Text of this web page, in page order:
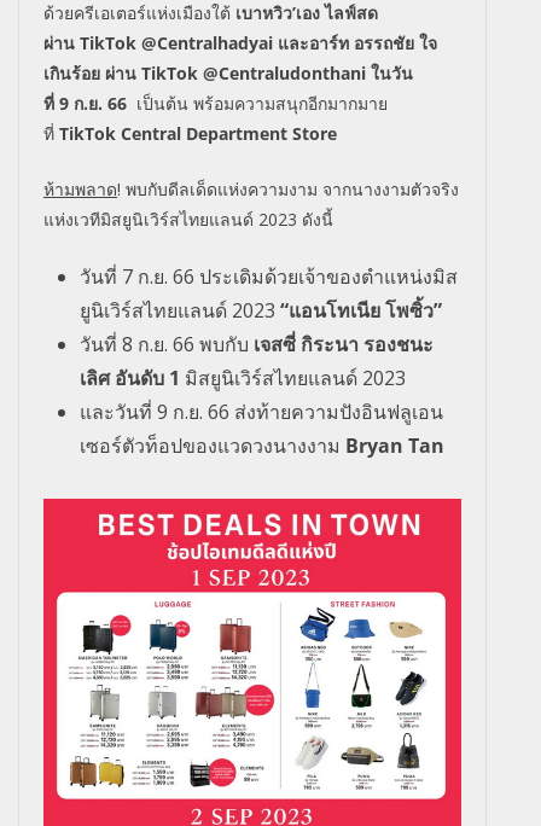
ด้วยครีเอเตอร์แห่งเมืองใต้ เบาหวิว’เอง ไลฟ์สด
ผ่าน TikTok @Centralhadyai และอาร์ท อรรถชัย ใจ
เกินร้อย ผ่าน TikTok @Centraludonthani ในวัน
ที่ 9 ก.ย. 66 เป็นต้น พร้อมความสนุกอีกมากมาย
ที่ TikTok Central Department Store
ห้ามพลาด! พบกับดีลเด็ดแห่งความงาม จากนางงามตัวจริง
แห่งเวทีมิสยูนิเวิร์สไทยแลนด์ 2023 ดังนี้
วันที่ 7 ก.ย. 66 ประเดิมด้วยเจ้าของตำแหน่งมิส
ยูนิเวิร์สไทยแลนด์ 2023 “แอนโทเนีย โพซิ้ว”
วันที่ 8 ก.ย. 66 พบกับ เจสซี่ กิระนา รองชนะ
เลิศ อันดับ 1 มิสยูนิเวิร์สไทยแลนด์ 2023
และวันที่ 9 ก.ย. 66 ส่งท้ายความปังอินฟลูเอน
เซอร์ตัวท็อปของแวดวงนางงาม Bryan Tan